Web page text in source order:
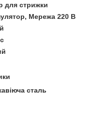
для стрижки
Мережа 220 В
сталь